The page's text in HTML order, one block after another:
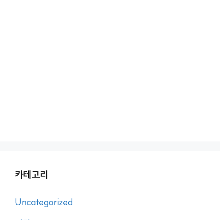
카테고리
Uncategorized